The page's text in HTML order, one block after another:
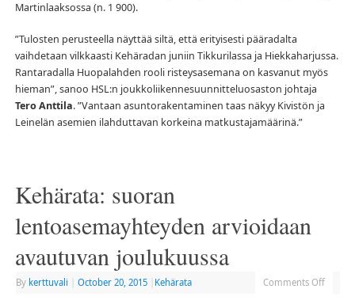
Martinlaaksossa (n. 1 900).
”Tulosten perusteella näyttää siltä, että erityisesti pääradalta
vaihdetaan vilkkaasti Kehäradan juniin Tikkurilassa ja Hiekkaharjussa.
Rantaradalla Huopalahden rooli risteysasemana on kasvanut myös
hieman”, sanoo HSL:n joukkoliikennesuunnitteluosaston johtaja
Tero Anttila. ”Vantaan asuntorakentaminen taas näkyy Kivistön ja
Leinelän asemien ilahduttavan korkeina matkustajamäärinä.”
Kehärata: suoran
lentoasemayhteyden arvioidaan
avautuvan joulukuussa
By kerttuvali October 20, 2015 Kehärata Comments Off